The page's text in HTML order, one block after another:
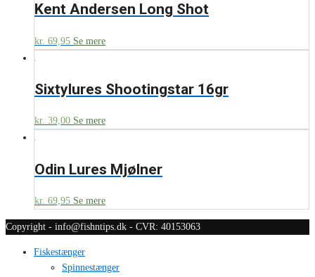
Kent Andersen Long Shot
kr. 69,95 Se mere
Sixtylures Shootingstar 16gr
kr. 39,00 Se mere
Odin Lures Mjølner
kr. 69,95 Se mere
Copyright - info@fishntips.dk - CVR: 40153063
Fiskestænger
Spinnestænger